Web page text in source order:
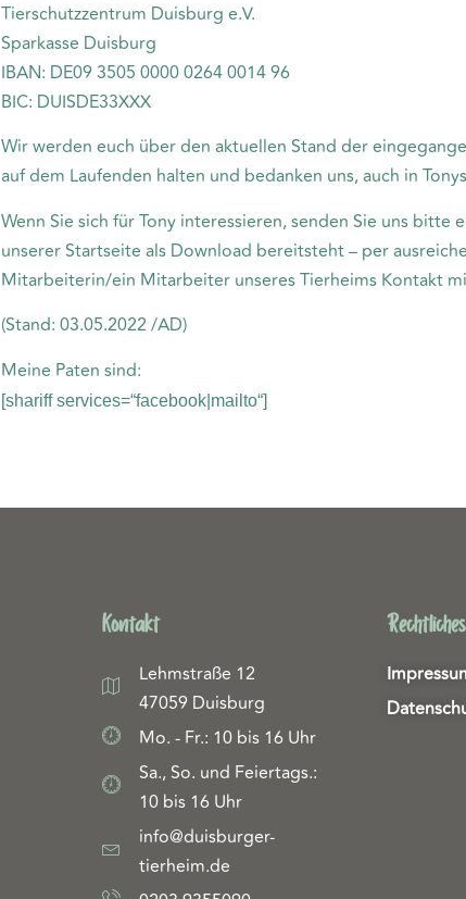
Tierschutzzentrum Duisburg e.V.
Sparkasse Duisburg
IBAN: DE09 3505 0000 0264 0014 96
BIC: DUISDE33XXX
Wir werden euch über den aktuellen Stand der
auf dem Laufenden halten und bedanken uns, auch in
Wenn Sie sich für Tony interessieren, senden Sie uns
unserer Startseite als Download bereitsteht – per
Mitarbeiterin/ein Mitarbeiter unseres Tierheims Kontakt
(Stand: 03.05.2022 /AD)
Meine Paten sind:
[shariff services=“facebook|mailto“]
Kontakt
Lehmstraße 12
47059 Duisburg
Mo. - Fr.: 10 bis 16 Uhr
Sa., So. und Feiertags.:
10 bis 16 Uhr
info@duisburger-
tierheim.de
Rechtliches